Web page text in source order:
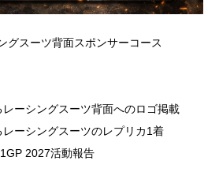
グスーツ背面スポンサーコース
レーシングスーツ背面へのロゴ掲載
レーシングスーツのレプリカ1着
2027活動報告